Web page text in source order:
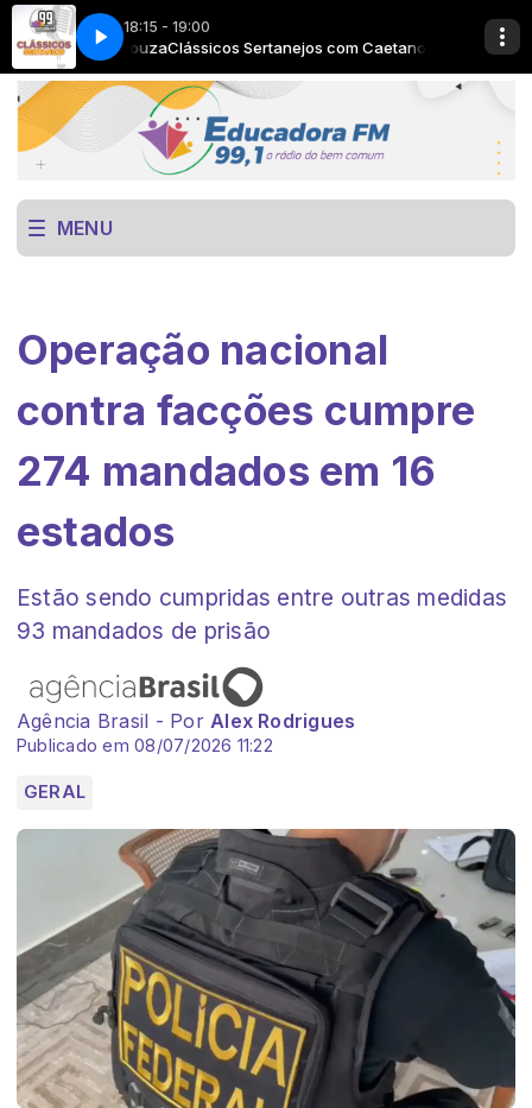
18:15 - 19:00
de SouzaClássicos Sertanejos com Caetano de Souza
Now Playing info goes here
MENU
Operação nacional
contra facções cumpre
274 mandados em 16
estados
Estão sendo cumpridas entre outras medidas
93 mandados de prisão
Agência Brasil - PorAlex Rodrigues
Publicado em 08/07/2026 11:22
GERAL